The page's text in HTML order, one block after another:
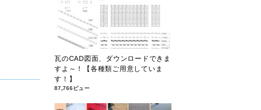
瓦のCAD図面、ダウンロードできま
すよ～！【各種類ご用意していま
す！】
87,766ビュー